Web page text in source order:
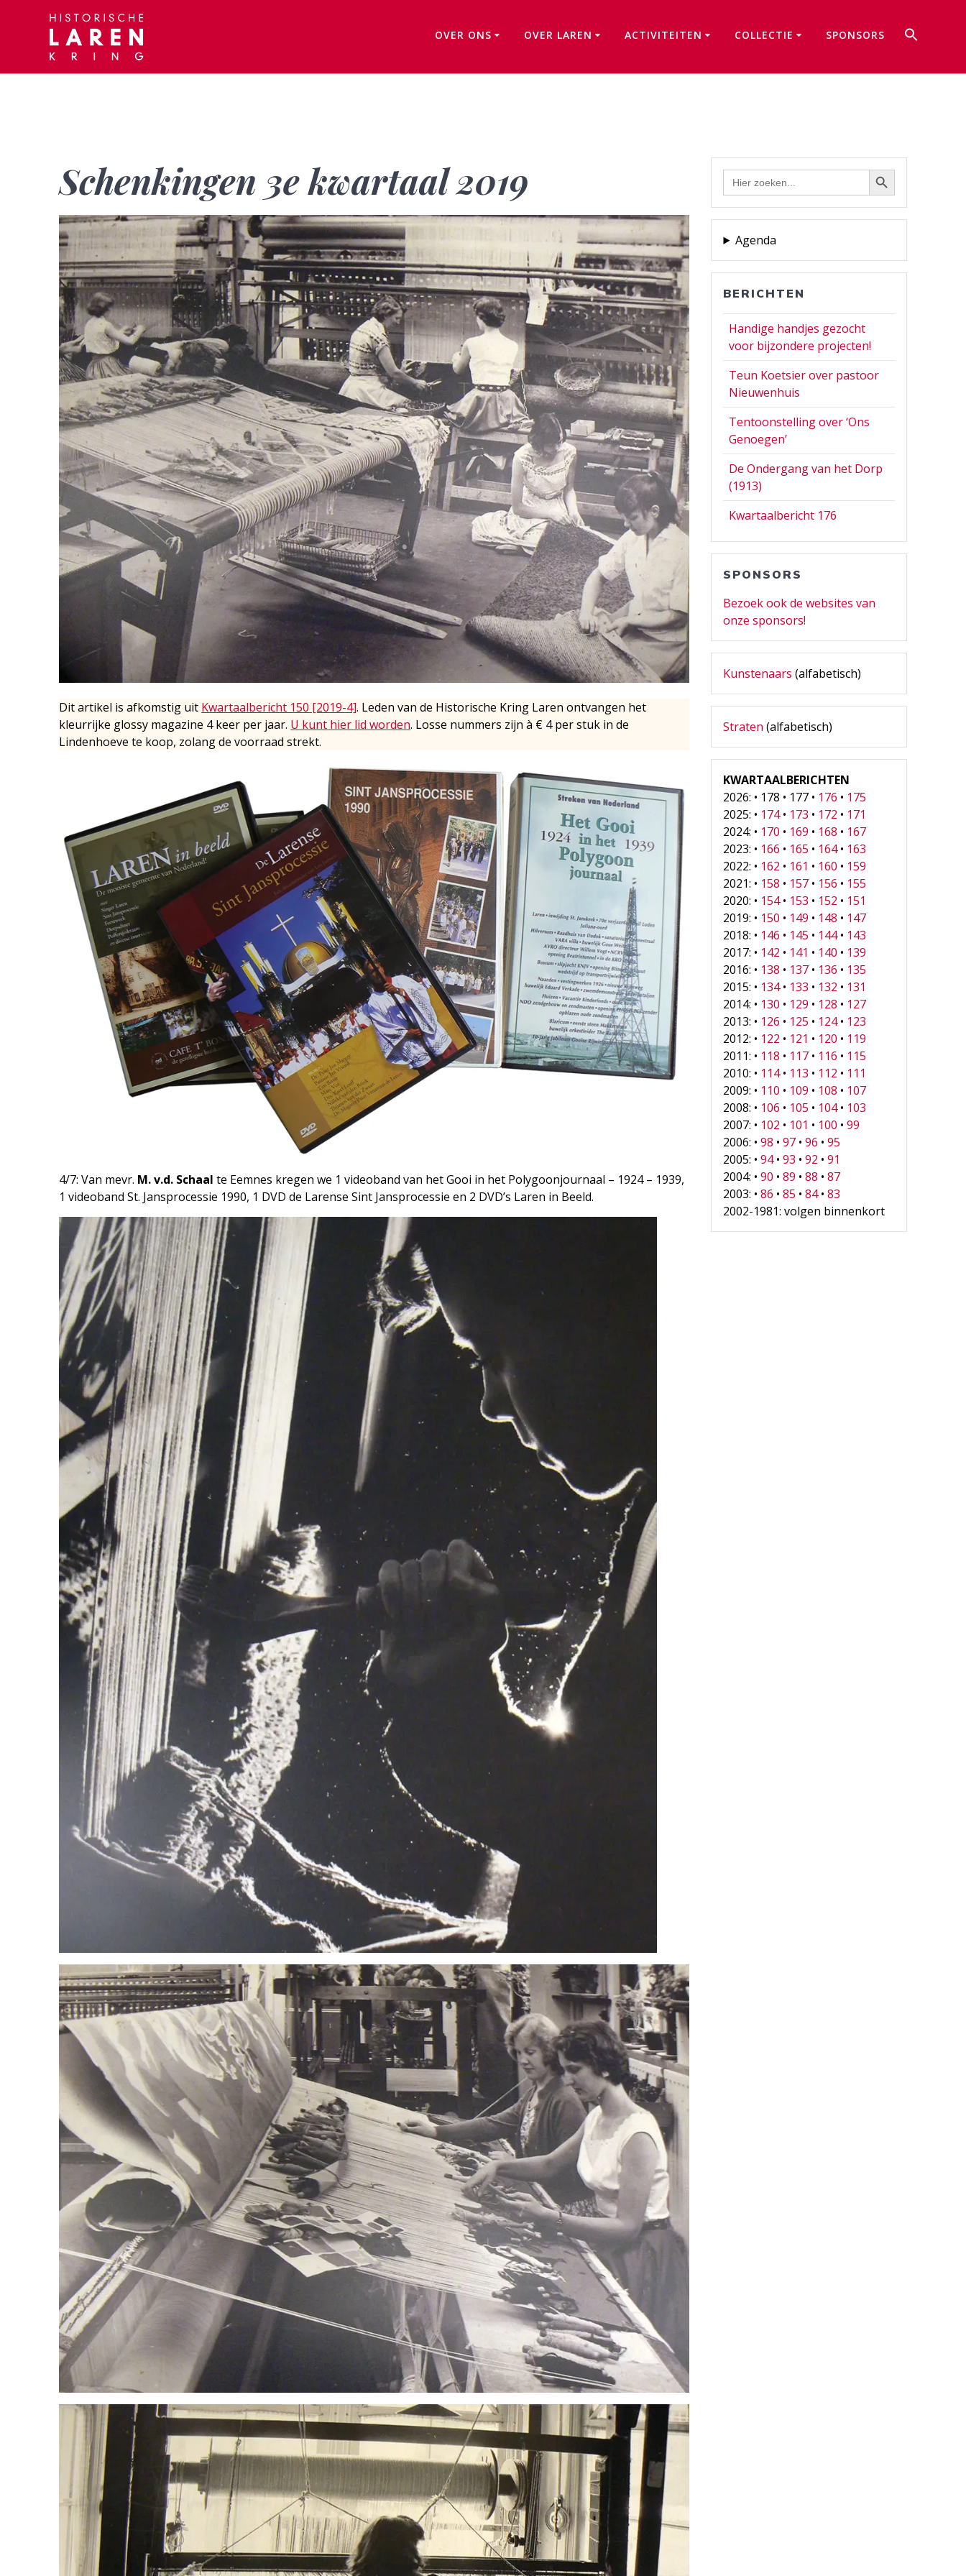
OVER ONS OVER LAREN ACTIVITEITEN COLLECTIE SPONSORS
Schenkingen 3e kwartaal 2019
Dit artikel is afkomstig uit Kwartaalbericht 150 [2019-4]. Leden van de Historische Kring Laren ontvangen het
kleurrijke glossy magazine 4 keer per jaar. U kunt hier lid worden. Losse nummers zijn à € 4 per stuk in de
Lindenhoeve te koop, zolang de voorraad strekt.
4/7: Van mevr. M. v.d. Schaal te Eemnes kregen we 1 videoband van het Gooi in het Polygoonjournaal – 1924 – 1939,
1 videoband St. Jansprocessie 1990, 1 DVD de Larense Sint Jansprocessie en 2 DVD’s Laren in Beeld.
Zoek
naar:
Zoekknop
Agenda
BERICHTEN
Handige handjes gezocht
voor bijzondere projecten!
Teun Koetsier over pastoor
Nieuwenhuis
Tentoonstelling over ‘Ons
Genoegen’
De Ondergang van het Dorp
(1913)
Kwartaalbericht 176
SPONSORS
Bezoek ook de websites van
onze sponsors!
Kunstenaars (alfabetisch)
Straten (alfabetisch)
KWARTAALBERICHTEN
2026: • 178 • 177 • 176 • 175
2025: • 174• 173 • 172 • 171
2024: • 170 • 169 • 168 • 167
2023: • 166 • 165 • 164• 163
2022: • 162 • 161 • 160 • 159
2021: • 158 • 157 • 156 • 155
2020: • 154• 153 • 152 • 151
2019: • 150 • 149 • 148 • 147
2018: • 146 • 145 • 144• 143
2017: • 142 • 141 • 140 • 139
2016: • 138 • 137 • 136 • 135
2015: • 134• 133 • 132 • 131
2014: • 130 • 129 • 128 • 127
2013: • 126 • 125 • 124• 123
2012: • 122 • 121 • 120 • 119
2011: • 118 • 117 • 116 • 115
2010: • 114• 113 • 112 • 111
2009: • 110 • 109 • 108 • 107
2008: • 106 • 105 • 104• 103
2007: • 102 • 101 • 100 •99
2006: •98 •97 •96 •95
2005: •94•93 •92 •91
2004: •90 •89 •88 •87
2003: •86 •85 •84•83
2002-1981: volgen binnenkort